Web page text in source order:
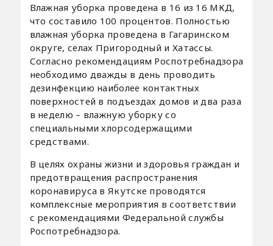
Влажная уборка проведена в 16 из 16 МКД,
что составило 100 процентов. Полностью
влажная уборка проведена в Гагаринском
округе, селах Пригородный и Хатассы.
Согласно рекомендациям Роспотребнадзора
необходимо дважды в день проводить
дезинфекцию наиболее контактных
поверхностей в подъездах домов и два раза
в неделю – влажную уборку со
специальными хлорсодержащими
средствами.
В целях охраны жизни и здоровья граждан и
предотвращения распространения
коронавируса в Якутске проводятся
комплексные мероприятия в соответствии
с рекомендациями Федеральной службы
Роспотребнадзора.